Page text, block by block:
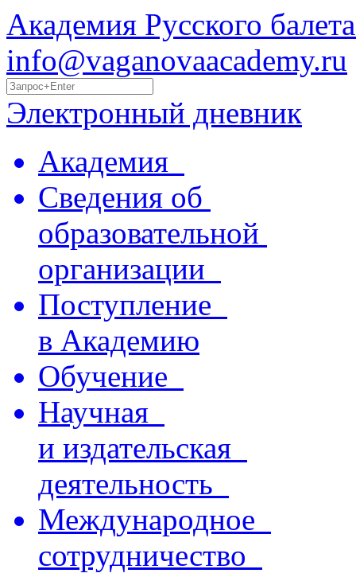
Академия Русского
info@vaganovaacademy.ru
Электронный дневник
Академия
Сведения об
образовательной
организации
Поступление
в Академию
Обучение
Научная
и издательская
деятельность
Международное
сотрудничество